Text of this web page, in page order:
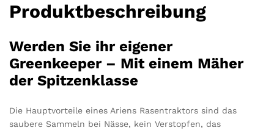
Produktbeschreibung
Werden Sie ihr eigener
Greenkeeper – Mit einem Mäher
der Spitzenklasse
Die Hauptvorteile eines Ariens Rasentraktors sind das
saubere Sammeln bei Nässe, kein Verstopfen, das